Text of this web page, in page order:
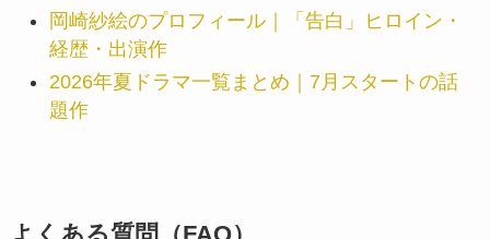
岡崎紗絵のプロフィール｜「告白」ヒロイン・
経歴・出演作
2026年夏ドラマ一覧まとめ｜7月スタートの話
題作